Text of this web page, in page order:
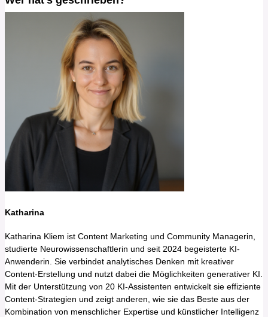
Katharina
Katharina Kliem ist Content Marketing und Community Managerin,
studierte Neurowissenschaftlerin und seit 2024 begeisterte KI-
Anwenderin. Sie verbindet analytisches Denken mit kreativer
Content-Erstellung und nutzt dabei die Möglichkeiten generativer KI.
Mit der Unterstützung von 20 KI-Assistenten entwickelt sie effiziente
Content-Strategien und zeigt anderen, wie sie das Beste aus der
Kombination von menschlicher Expertise und künstlicher Intelligenz